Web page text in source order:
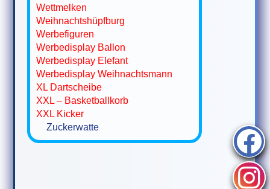
Wettmelken
Weihnachtshüpfburg
Werbefiguren
Werbedisplay Ballon
Werbedisplay Elefant
Werbedisplay Weihnachtsmann
XL Dartscheibe
XXL – Basketballkorb
XXL Kicker
Zuckerwatte